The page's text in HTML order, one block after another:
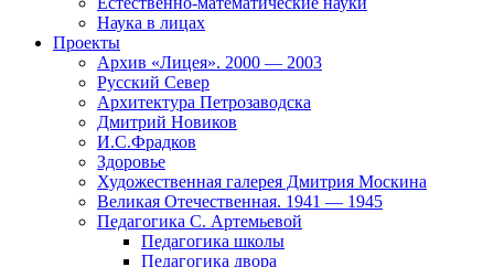
Наука в лицах
Проекты
Архив «Лицея». 2000 — 2003
Русский Север
Архитектура Петрозаводска
Дмитрий Новиков
И.С.Фрадков
Здоровье
Художественная галерея Дмитрия Москина
Великая Отечественная. 1941 — 1945
Педагогика С. Артемьевой
Педагогика школы
Педагогика двора